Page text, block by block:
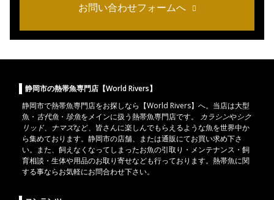
お問い合わせフォームへ
静岡市の熱帯魚専門店【World Rivers】
静岡市で熱帯魚専門店をお探しなら【World Rivers】へ。当店は大型
魚 ・ 古代魚 ・ 珍魚をメインに扱う熱帯魚専門店です。 カラシンやシク
リッド、 ナマズなど、皆さんに楽しんでもらえるような魚を世界中か
ら集めております。静岡市の店舗、または通販にてお買い求め下さ
い。また、飼えなくなってしまったお魚の引取り・メンテナンス・飼
育相談・生体や用品のお取り寄せなども行っております。熱帯魚に関
する事ならお気軽にお問合わせ下さい。